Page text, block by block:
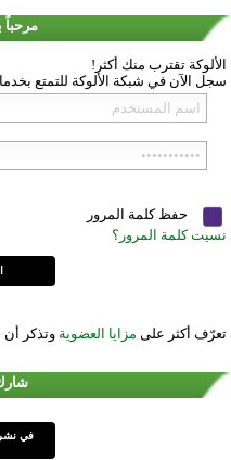
مرحباً
الألوكة تقترب منك أكثر!
سجل الآن في شبكة الألوكة للتمتع
حفظ كلمة المرور
نسيت كلمة المرور؟
تعرّف أكثر على مزايا العضوية وتذكر أن
في